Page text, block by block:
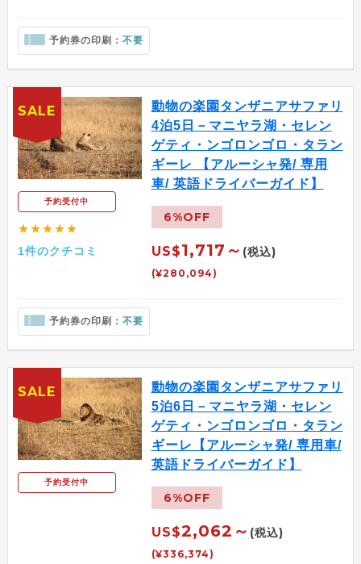
予約券の印刷： 不要
予約受付中
★★★★★
1件のクチコミ
動物の楽園タンザニアサファリ
4泊5日－マニヤラ湖・セレン
ゲティ・ンゴロンゴロ・タラン
ギーレ 【アルーシャ発/ 専用
車/ 英語ドライバーガイド】
6%OFF
US$1,717～ (税込)
(¥280,094)
予約券の印刷： 不要
SALE
予約受付中
動物の楽園タンザニアサファリ
5泊6日－マニヤラ湖・セレン
ゲティ・ンゴロンゴロ・タラン
ギーレ【アルーシャ発/ 専用車/
英語ドライバーガイド】
6%OFF
US$2,062～ (税込)
(¥336,374)
SALE